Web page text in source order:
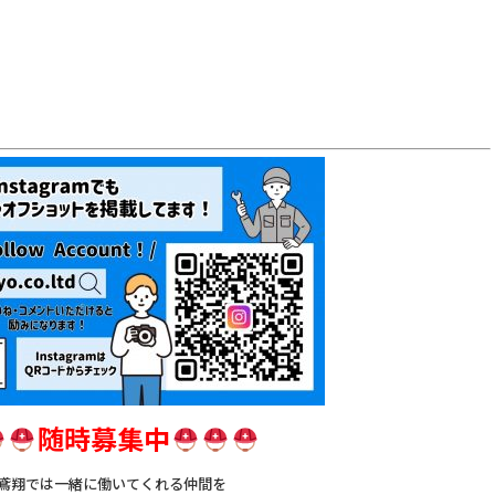
随時募集中
翔では一緒に働いてくれる仲間を